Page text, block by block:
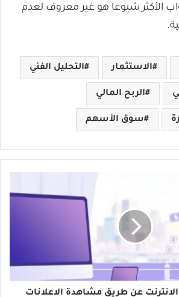
الأكثر شيوعا هو غير معروف لعدم
الاستثمار التحليل الفني
الربح المالي
سوق الأسهم
عن طريق مشاهدة الاعلانات